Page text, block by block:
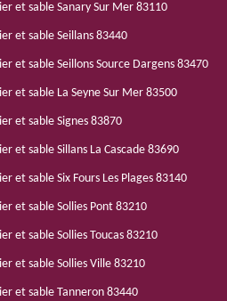
et sable Sanary Sur Mer 83110
et sable Seillans 83440
et sable Seillons Source Dargens 83470
et sable La Seyne Sur Mer 83500
et sable Signes 83870
et sable Sillans La Cascade 83690
et sable Six Fours Les Plages 83140
et sable Sollies Pont 83210
et sable Sollies Toucas 83210
et sable Sollies Ville 83210
et sable Tanneron 83440